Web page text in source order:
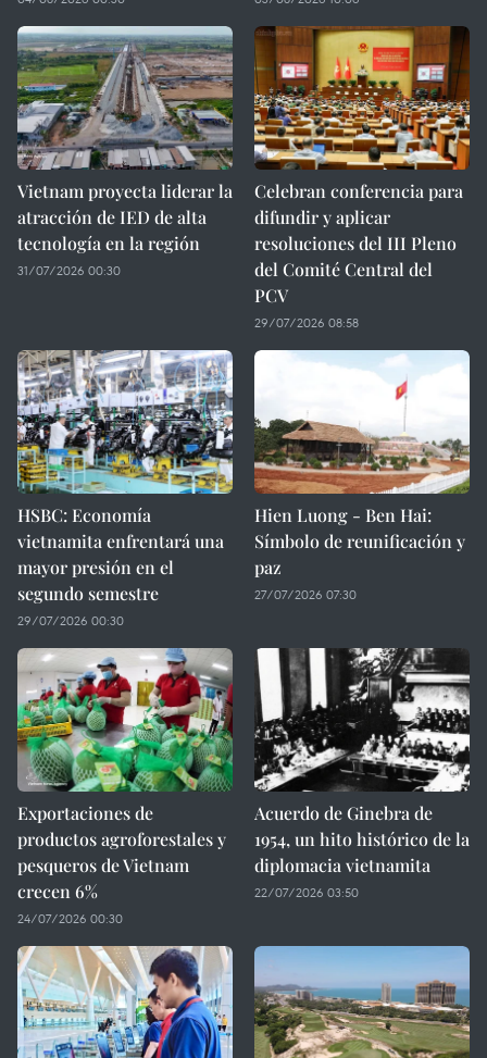
Vietnam proyecta liderar la
atracción de IED de alta
tecnología en la región
31/07/2026 00:30
Celebran conferencia para
difundir y aplicar
resoluciones del III Pleno
del Comité Central del
PCV
29/07/2026 08:58
HSBC: Economía
vietnamita enfrentará una
mayor presión en el
segundo semestre
29/07/2026 00:30
Hien Luong - Ben Hai:
Símbolo de reunificación y
paz
27/07/2026 07:30
Exportaciones de
productos agroforestales y
pesqueros de Vietnam
crecen 6%
24/07/2026 00:30
Acuerdo de Ginebra de
1954, un hito histórico de la
diplomacia vietnamita
22/07/2026 03:50